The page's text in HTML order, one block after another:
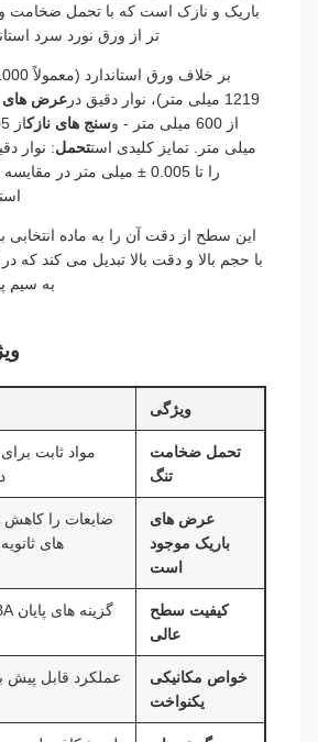
باریک و نازک است که با تحمل ضخامت
تر از ورق نورد سرد
1219 میلی متر)، نوار دقیق در
عرض های
از 600 میلی متر - و
سنج های نازک
میلی متر. تمایز کلیدی استتحمل: نوار
این سطح از دقت آن را به ماده انتخابی
با حجم بالا و دقت بالا تبدیل می کند که
به سیم
ویژگی
تحمل ضخامت
تنگ
مواد ثابت
عرض های
باریک موجود
است
ضایعات را
های
کیفیت سطح
عالی
گزینه های پایان 2B، BA یا شماره 4
خواص مکانیکی
یکنواخت
عملکرد قابل پیش